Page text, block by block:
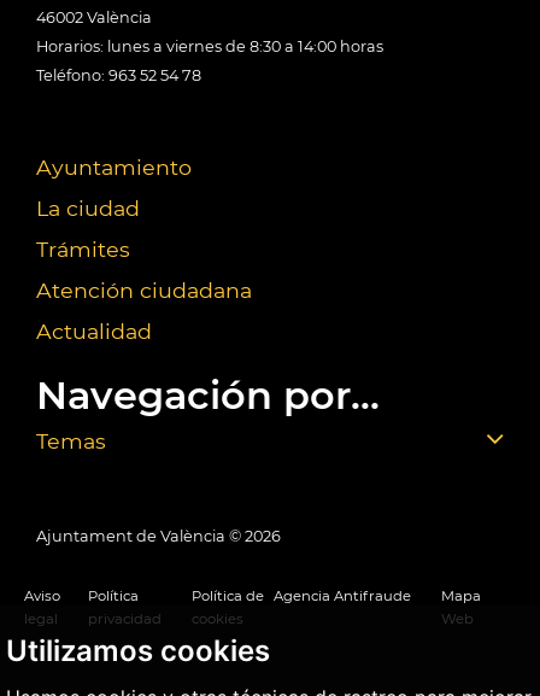
Utilizamos cookies
46002 València
Horarios: lunes a viernes de 8:30 a 14:00 horas
Teléfono: 963 52 54 78
Ayuntamiento
La ciudad
Trámites
Atención ciudadana
Actualidad
Navegación por...
Temas
Ajuntament de València © 2026
Aviso
legal
Política
privacidad
Política de
cookies
Agencia Antifraude
Mapa
Web